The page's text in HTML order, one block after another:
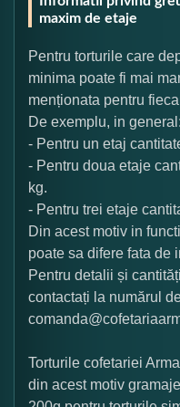
maxim de etaje
Pentru torturile care
minima poate fi mai
menționata pentru
De exemplu, in general:
- Pentru un etaj
- Pentru doua etaje
kg.
- Pentru trei etaje
Din acest motiv in
poate sa difere fata de
Pentru detalii și
contactați la numărul
Torturile cofetariei
din acest motiv